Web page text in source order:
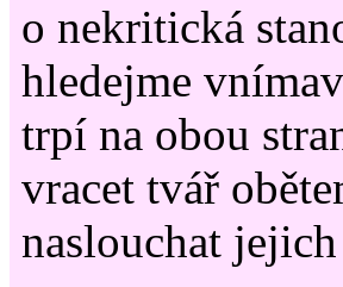
o nekritická
hledejme
trpí na obou
vracet tvář
naslouchat